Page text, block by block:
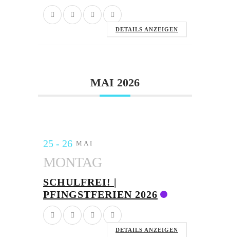
DETAILS ANZEIGEN
MAI 2026
25 - 26 MAI
MONTAG
SCHULFREI! |
PFINGSTFERIEN 2026
DETAILS ANZEIGEN